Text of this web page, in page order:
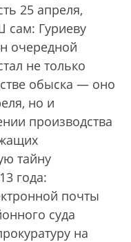
25 апреля,
сам: Гуриеву
очередной
не только
обыска — оно
но и
производства
тайну
года:
почты
суда
на